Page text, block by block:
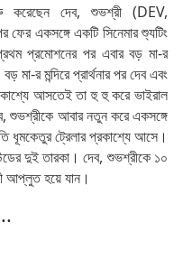
দেব, শুভশ্রী (DEV,
একটি সিনেমার শ্যুটিং
প্রমোশনের পর এবার বড় মা-র
মা-র মন্দিরে প্রার্থনার পর দেব এবং
আসতেই তা হু হু করে ভাইরাল
শুভশ্রীকে আবার নতুন করে একসঙ্গে
ধূমকেতুর ট্রেলার প্রকাশ্যে আসে।
দুই তারকা। দেব, শুভশ্রীকে ১০
আপ্লুত হয়ে যান।